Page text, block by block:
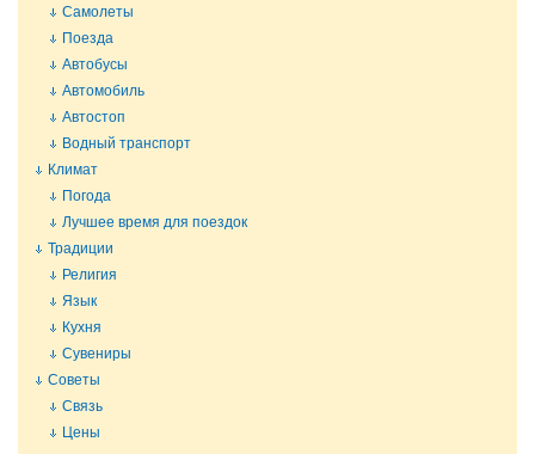
Самолеты
Поезда
Автобусы
Автомобиль
Автостоп
Водный транспорт
Климат
Погода
Лучшее время для поездок
Традиции
Религия
Язык
Кухня
Сувениры
Советы
Связь
Цены